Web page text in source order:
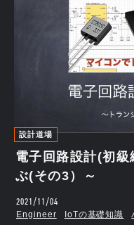
設計道場
電子回路設計(初
ぶ(その3）～
2021/11/04
Engineer IoTの基礎知識